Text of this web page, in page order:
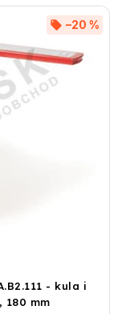
- kula i
mm
–20 %